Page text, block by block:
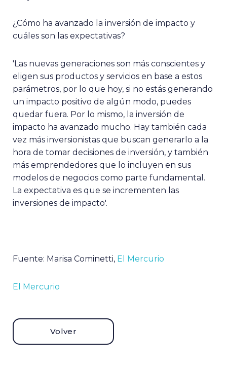
¿Cómo ha avanzado la inversión de impacto y
cuáles son las expectativas?
'Las nuevas generaciones son más conscientes y
eligen sus productos y servicios en base a estos
parámetros, por lo que hoy, si no estás generando
un impacto positivo de algún modo, puedes
quedar fuera. Por lo mismo, la inversión de
impacto ha avanzado mucho. Hay también cada
vez más inversionistas que buscan generarlo a la
hora de tomar decisiones de inversión, y también
más emprendedores que lo incluyen en sus
modelos de negocios como parte fundamental.
La expectativa es que se incrementen las
inversiones de impacto'.
Fuente: Marisa Cominetti, El Mercurio
El Mercurio
Volver